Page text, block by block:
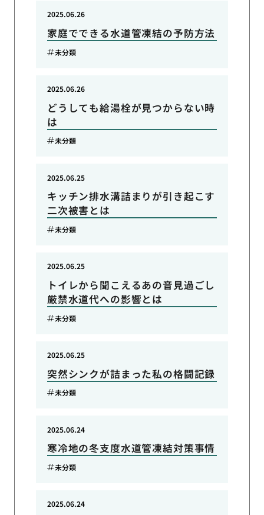
家庭でできる水道管凍結の予防方法
2025.06.26
未分類
どうしても給湯栓が見つからない時
は
2025.06.26
未分類
キッチン排水溝詰まりが引き起こす
二次被害とは
2025.06.25
未分類
トイレから聞こえるあの音見過ごし
厳禁水道代への影響とは
2025.06.25
未分類
突然シンクが詰まった私の格闘記録
2025.06.25
未分類
寒冷地の冬支度水道管凍結対策事情
2025.06.24
未分類
2025.06.24